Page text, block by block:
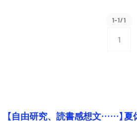
1-1/1
1
【自由研究、読書感想文……】夏